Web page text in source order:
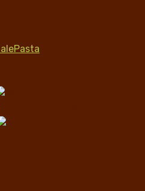
Pasta